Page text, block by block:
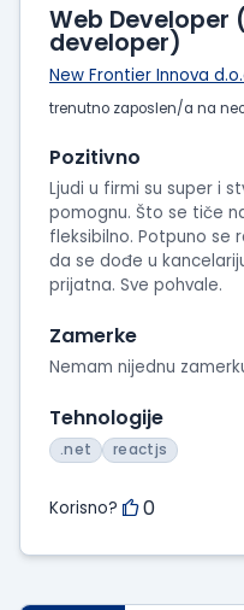
Web Developer
developer)
New Frontier Innova
trenutno zaposlen/a na
Pozitivno
Ljudi u firmi su super i
pomognu. Što se tiče
fleksibilno. Potpuno se
da se dođe u
prijatna. Sve pohvale.
Zamerke
Nemam nijednu
Tehnologije
.net reactjs
Korisno? 0